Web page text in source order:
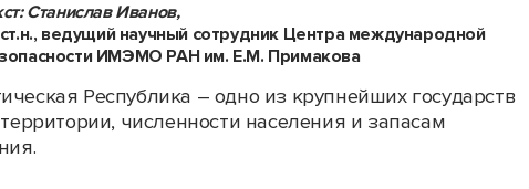
Станислав Иванов,
ведущий научный сотрудник Центра международной
ИМЭМО РАН им. Е.М. Примакова
Республика – одно из крупнейших государств
численности населения и запасам